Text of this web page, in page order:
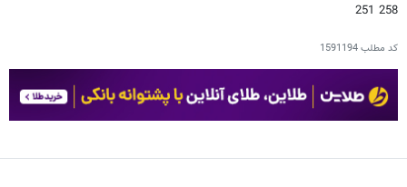
258 251
کد مطلب1591194